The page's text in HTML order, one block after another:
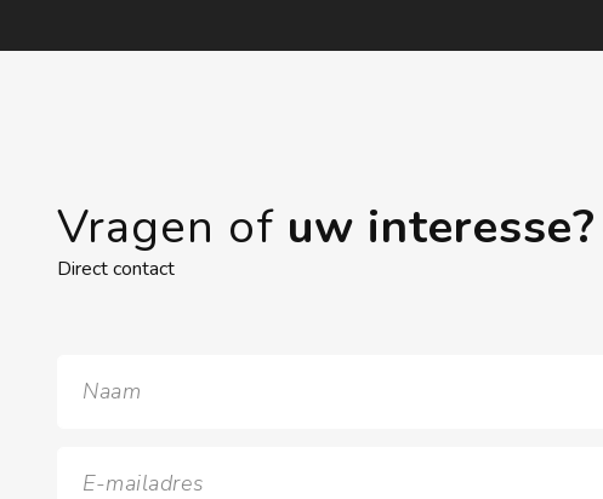
Vragen of uw interesse?
Direct contact